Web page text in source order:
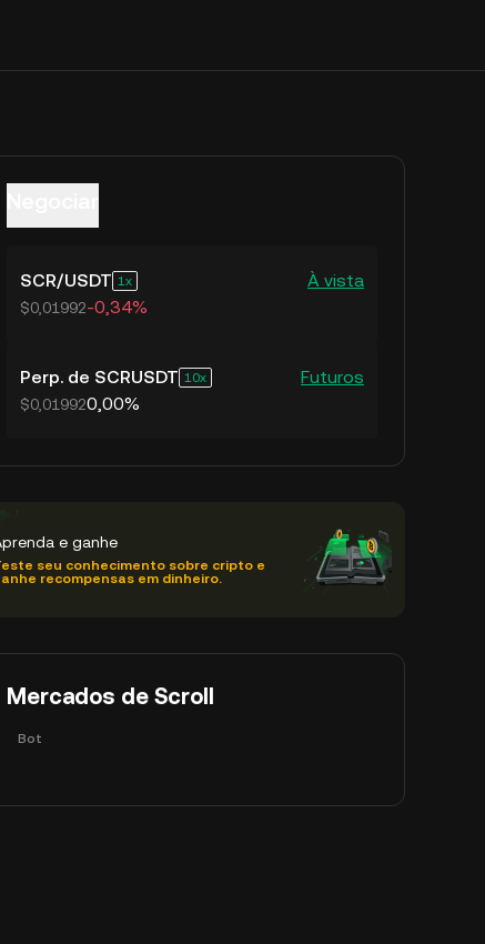
SCR/USDT 1 À vista
$0,01992-0,34%
Perp. de SCRUSDT 10 Futuros
$0,019920,00%
e ganhe
seu conhecimento sobre cripto e
recompensas em dinheiro.
Mercados de Scroll
Bot